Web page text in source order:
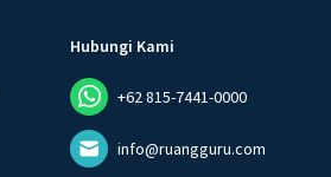
Hubungi Kami
+62 815-7441-0000
info@ruangguru.com